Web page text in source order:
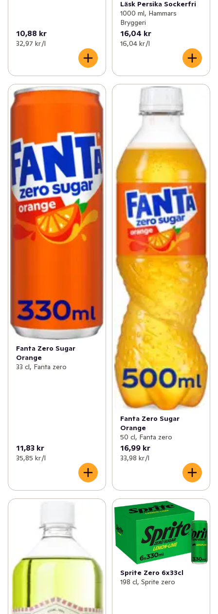
10,88 kr
32,97 kr /l
Läsk Persika Sockerfri
1000 ml, Hammars
Bryggeri
16,04 kr
16,04 kr /l
Fanta Zero Sugar
Orange
33 cl, Fanta zero
11,83 kr
35,85 kr /l
Fanta Zero Sugar
Orange
50 cl, Fanta zero
16,99 kr
33,98 kr /l
Sprite Zero 6x33cl
198 cl, Sprite zero